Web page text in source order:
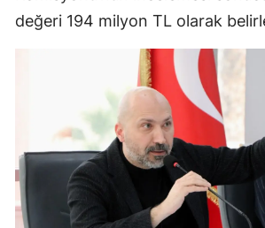
değeri 194 milyon TL olarak